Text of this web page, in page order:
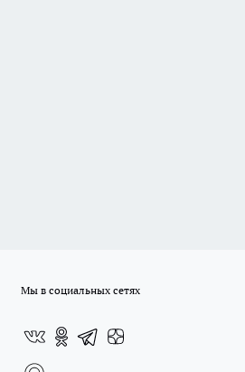
Мы в социальных сетях